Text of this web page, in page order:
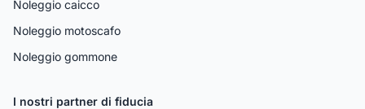
Noleggio caicco
Noleggio motoscafo
Noleggio gommone
I nostri partner di fiducia